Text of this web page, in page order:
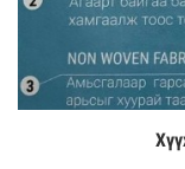
Цааш үзэх